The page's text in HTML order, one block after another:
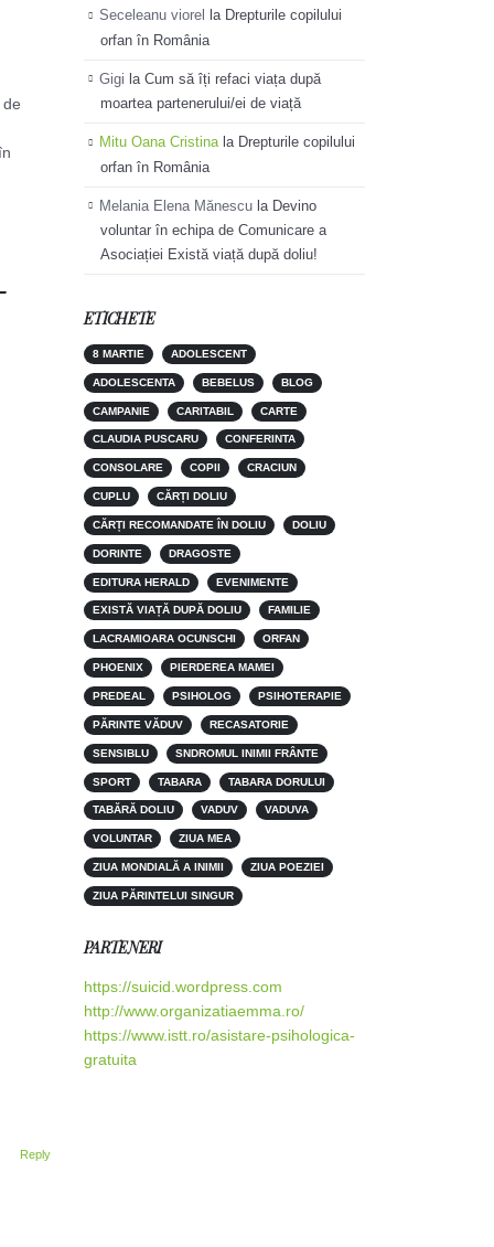
Reply
Seceleanu viorel la Drepturile copilului
orfan în România
Gigi la Cum să îți refaci viața după
moartea partenerului/ei de viață
Mitu Oana Cristinala Drepturile copilului
orfan în România
Melania Elena Mănescu la Devino
voluntar în echipa de Comunicare a
Asociației Există viață după doliu!
ETICHETE
8 MARTIE ADOLESCENT
ADOLESCENTA BEBELUS BLOG
CAMPANIE CARITABIL CARTE
CLAUDIA PUSCARU CONFERINTA
CONSOLARE COPII CRACIUN
CUPLU CĂRȚI DOLIU
CĂRȚI RECOMANDATE ÎN DOLIU DOLIU
DORINTE DRAGOSTE
EDITURA HERALD EVENIMENTE
EXISTĂ VIAȚĂ DUPĂ DOLIU FAMILIE
LACRAMIOARA OCUNSCHI ORFAN
PHOENIX PIERDEREA MAMEI
PREDEAL PSIHOLOG PSIHOTERAPIE
PĂRINTE VĂDUV RECASATORIE
SENSIBLU SNDROMUL INIMII FRÂNTE
SPORT TABARA TABARA DORULUI
TABĂRĂ DOLIU VADUV VADUVA
VOLUNTAR ZIUA MEA
ZIUA MONDIALĂ A INIMII ZIUA POEZIEI
ZIUA PĂRINTELUI SINGUR
PARTENERI
https://suicid.wordpress.com
http://www.organizatiaemma.ro/
https://www.istt.ro/asistare-psihologica-
gratuita